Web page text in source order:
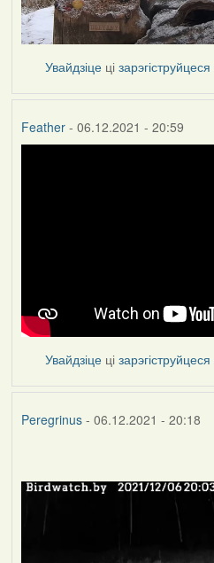
Увайдзіце цізарэгіструйцеся
Feather- 06.12.2021 - 20:59
Увайдзіце цізарэгіструйцеся
Peregrinus- 06.12.2021 - 20:18